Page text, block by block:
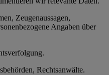
Zeugenaussagen,
Angaben über
Rechtsanwälte.